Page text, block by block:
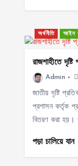
অর্থনীতি আইন
রাজশাহীতে
Admin
জাতীয় দৃষ্টি
প্রশাসন কর্তৃক
বিতরণ করা হয়।
পড়া চালিয়ে যান